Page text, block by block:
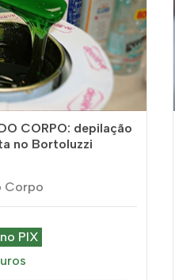
CORPO: depilação
no Bortoluzzi
Corpo
PIX